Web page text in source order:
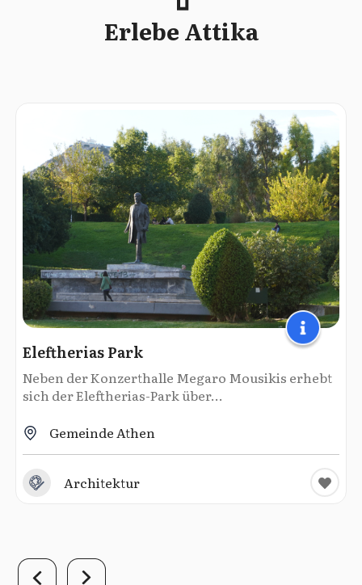
Erlebe Attika
Eleftherias Park
Neben der Konzerthalle Megaro Mousikis erhebt
sich der Eleftherias-Park über...
Gemeinde Athen
Architektur